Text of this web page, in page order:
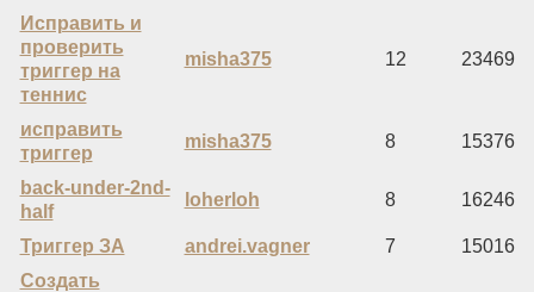
Исправить и
проверить
триггер на
теннис
misha375 12 23469
исправить
триггер
misha375 8 15376
back-under-2nd-
half
loherloh 8 16246
Триггер ЗА andrei.vagner 7
15016
Создать